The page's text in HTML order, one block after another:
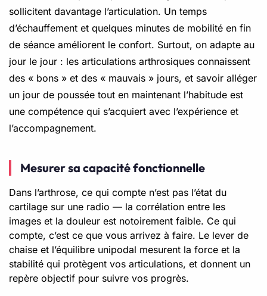
sollicitent davantage l’articulation. Un temps
d’échauffement et quelques minutes de mobilité en fin
de séance améliorent le confort. Surtout, on adapte au
jour le jour : les articulations arthrosiques connaissent
des « bons » et des « mauvais » jours, et savoir alléger
un jour de poussée tout en maintenant l’habitude est
une compétence qui s’acquiert avec l’expérience et
l’accompagnement.
Mesurer sa capacité fonctionnelle
Dans l’arthrose, ce qui compte n’est pas l’état du
cartilage sur une radio — la corrélation entre les
images et la douleur est notoirement faible. Ce qui
compte, c’est ce que vous arrivez à faire. Le lever de
chaise et l’équilibre unipodal mesurent la force et la
stabilité qui protègent vos articulations, et donnent un
repère objectif pour suivre vos progrès.